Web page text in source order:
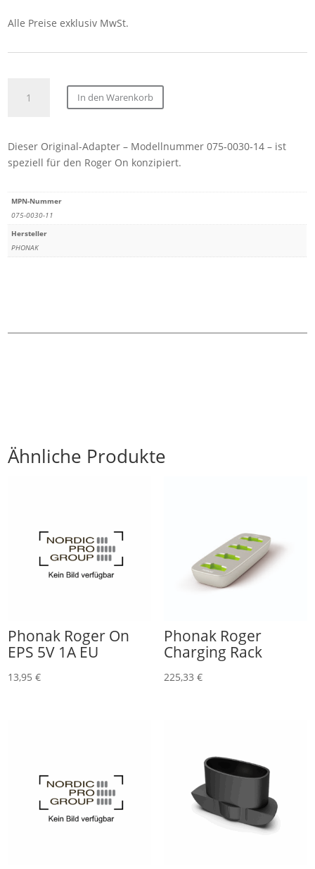
Alle Preise exklusiv MwSt.
Roger
USB
power
5V
1A
US
Menge
In den Warenkorb
Dieser Original-Adapter – Modellnummer075‑0030‑14 – ist
speziell für den Roger On konzipiert.
MPN-Nummer
075-0030-11
Hersteller
PHONAK
Ähnliche Produkte
Phonak Roger On
EPS 5V 1A EU
13,95€
Phonak Roger
Charging Rack
225,33 €